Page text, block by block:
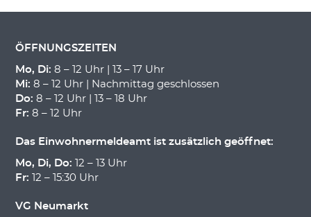
ÖFFNUNGSZEITEN
Mo, Di: 8 – 12 Uhr | 13 – 17 Uhr
Mi: 8 – 12 Uhr | Nachmittag geschlossen
Do: 8 – 12 Uhr | 13 – 18 Uhr
Fr: 8 – 12 Uhr
Das Einwohnermeldeamt ist zusätzlich geöffnet:
Mo, Di, Do: 12 – 13 Uhr
Fr: 12 – 15:30 Uhr
VG Neumarkt